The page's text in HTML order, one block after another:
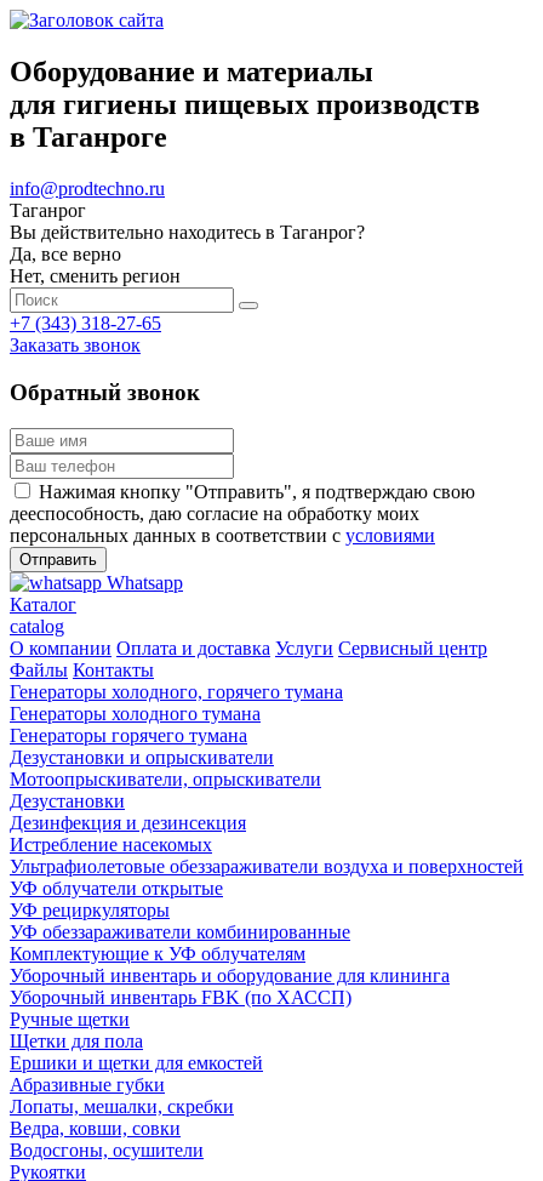
Оборудование и материалы
для гигиены пищевых производств
в Таганроге
info@prodtechno.ru
Таганрог
Вы действительно находитесь в Таганрог?
Да, все верно
Нет, сменить регион
+7 (343) 318-27-65
Заказать звонок
Обратный звонок
Нажимая кнопку "Отправить", я подтверждаю свою
дееспособность, даю согласие на обработку моих
персональных данных в соответствии с условиями
Whatsapp
Каталог
catalog
О компании Оплата и доставка Услуги Сервисный центр
Файлы Контакты
Генераторы холодного, горячего тумана
Генераторы холодного тумана
Генераторы горячего тумана
Дезустановки и опрыскиватели
Мотоопрыскиватели, опрыскиватели
Дезустановки
Дезинфекция и дезинсекция
Истребление насекомых
Ультрафиолетовые обеззараживатели воздуха и поверхностей
УФ облучатели открытые
УФ рециркуляторы
УФ обеззараживатели комбинированные
Комплектующие к УФ облучателям
Уборочный инвентарь и оборудование для клининга
Уборочный инвентарь FBK (по ХАССП)
Ручные щетки
Щетки для пола
Ершики и щетки для емкостей
Абразивные губки
Лопаты, мешалки, скребки
Ведра, ковши, совки
Водосгоны, осушители
Рукоятки